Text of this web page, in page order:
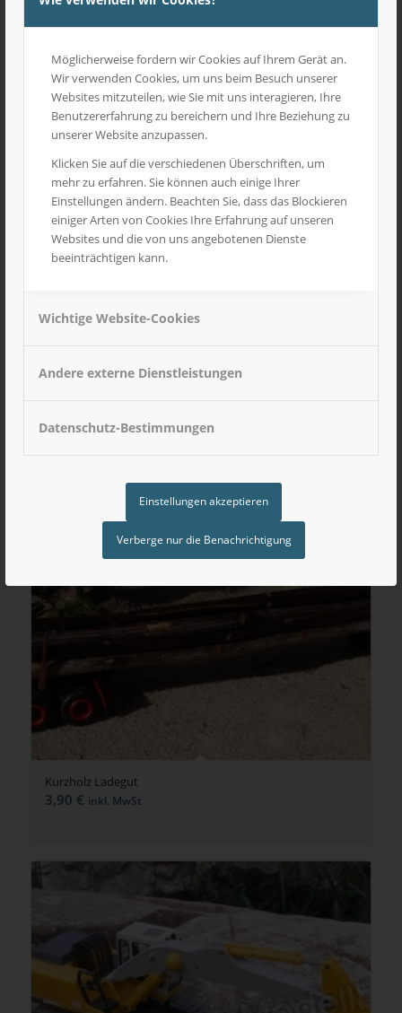
Möglicherweise fordern wir Cookies auf Ihrem Gerät an.
Wir verwenden Cookies, um uns beim Besuch unserer
Websites mitzuteilen, wie Sie mit uns interagieren, Ihre
Benutzererfahrung zu bereichern und Ihre Beziehung zu
unserer Website anzupassen.
Klicken Sie auf die verschiedenen Überschriften, um
mehr zu erfahren. Sie können auch einige Ihrer
Einstellungen ändern. Beachten Sie, dass das Blockieren
einiger Arten von Cookies Ihre Erfahrung auf unseren
Websites und die von uns angebotenen Dienste
beeinträchtigen kann.
Wichtige Website-Cookies
Andere externe Dienstleistungen
Datenschutz-Bestimmungen
Einstellungen akzeptieren
Verberge nur die Benachrichtigung
Kurzholz Ladegut
3,90 € inkl. MwSt